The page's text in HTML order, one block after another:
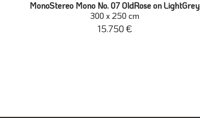
MonoStereo Mono No. 07 OldRose on LightGrey
300 x 250 cm
15.750 €